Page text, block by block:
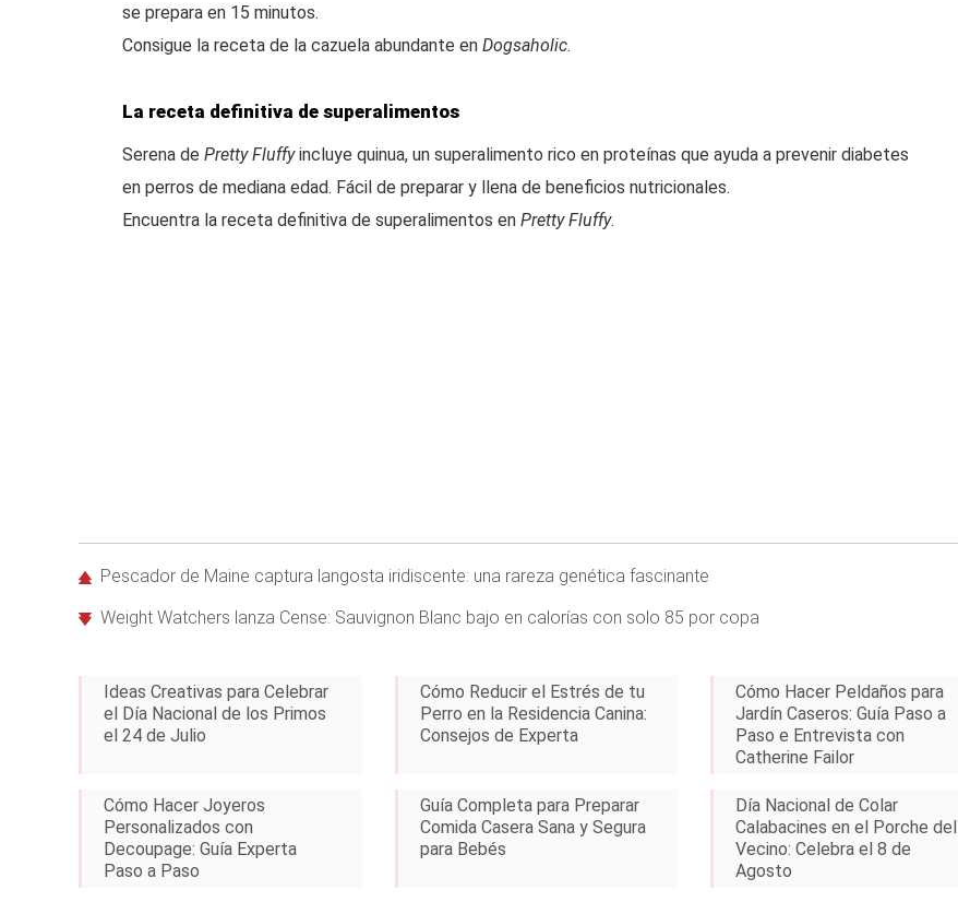
se prepara en 15 minutos.
Consigue la receta de la cazuela abundante en Dogsaholic.
La receta definitiva de superalimentos
Serena de Pretty Fluffyincluye quinua, un superalimento rico en proteínas que ayuda a prevenir diabetes
en perros de mediana edad. Fácil de preparar y llena de beneficios nutricionales.
Encuentra la receta definitiva de superalimentos en Pretty Fluffy.
Pescador de Maine captura langosta iridiscente: una rareza genética fascinante
Weight Watchers lanza Cense: Sauvignon Blanc bajo en calorías con solo 85 por copa
Ideas Creativas para Celebrar
el Día Nacional de los Primos
el 24 de Julio
Cómo Reducir el Estrés de tu
Perro en la Residencia Canina:
Consejos de Experta
Cómo Hacer Peldaños para
Jardín Caseros: Guía Paso a
Paso e Entrevista con
Catherine Failor
Cómo Hacer Joyeros
Personalizados con
Decoupage: Guía Experta
Paso a Paso
Guía Completa para Preparar
Comida Casera Sana y Segura
para Bebés
Día Nacional de Colar
Calabacines en el Porche del
Vecino: Celebra el 8 de
Agosto